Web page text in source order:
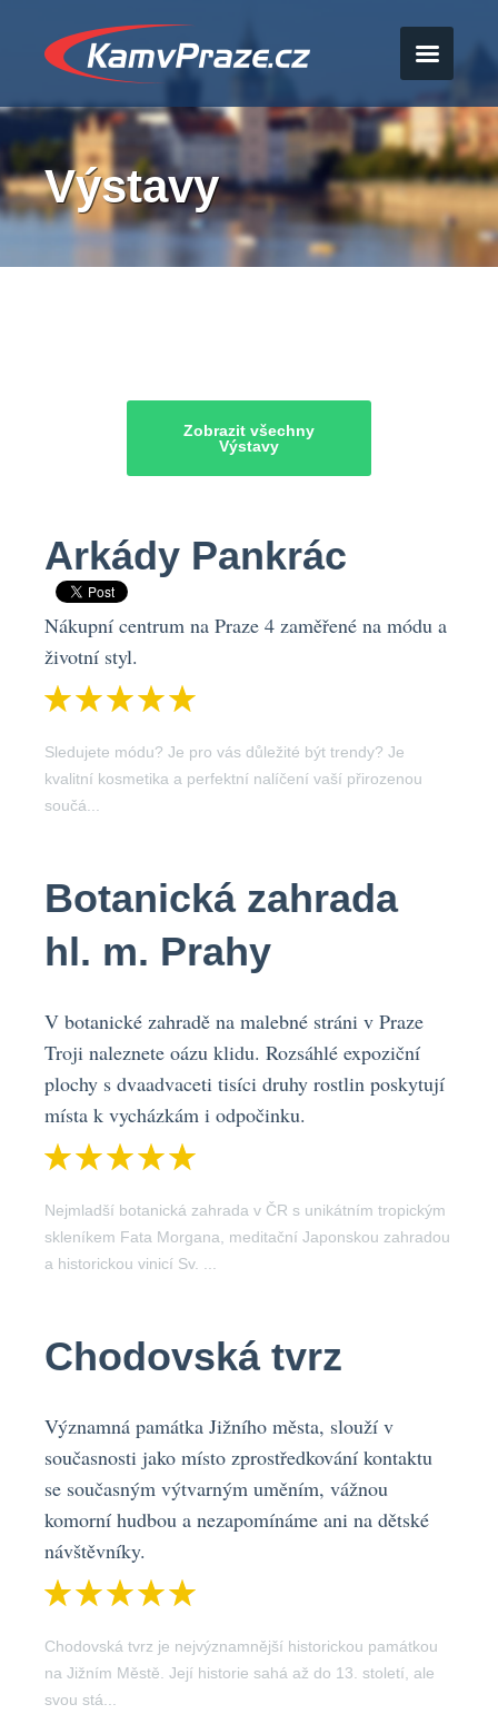
Výstavy
Zobrazit všechny
Výstavy
Arkády Pankrác
Nákupní centrum na Praze 4 zaměřené na módu a
životní styl.
Sledujete módu? Je pro vás důležité být trendy? Je
kvalitní kosmetika a perfektní nalíčení vaší přirozenou
součá...
Botanická zahrada
hl. m. Prahy
V botanické zahradě na malebné stráni v Praze
Troji naleznete oázu klidu. Rozsáhlé expoziční
plochy s dvaadvaceti tisíci druhy rostlin poskytují
místa k vycházkám i odpočinku.
Nejmladší botanická zahrada v ČR s unikátním tropickým
skleníkem Fata Morgana, meditační Japonskou zahradou
a historickou vinicí Sv. ...
Chodovská tvrz
Významná památka Jižního města, slouží v
současnosti jako místo zprostředkování kontaktu
se současným výtvarným uměním, vážnou
komorní hudbou a nezapomínáme ani na dětské
návštěvníky.
Chodovská tvrz je nejvýznamnější historickou památkou
na Jižním Městě. Její historie sahá až do 13. století, ale
svou stá...